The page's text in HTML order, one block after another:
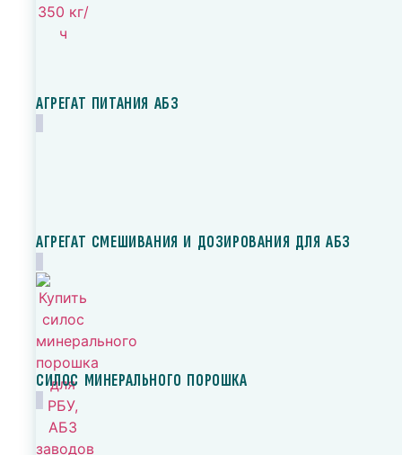
АГРЕГАТ ПИТАНИЯ АБЗ
АГРЕГАТ СМЕШИВАНИЯ И ДОЗИРОВАНИЯ ДЛЯ АБЗ
СИЛОС МИНЕРАЛЬНОГО ПОРОШКА